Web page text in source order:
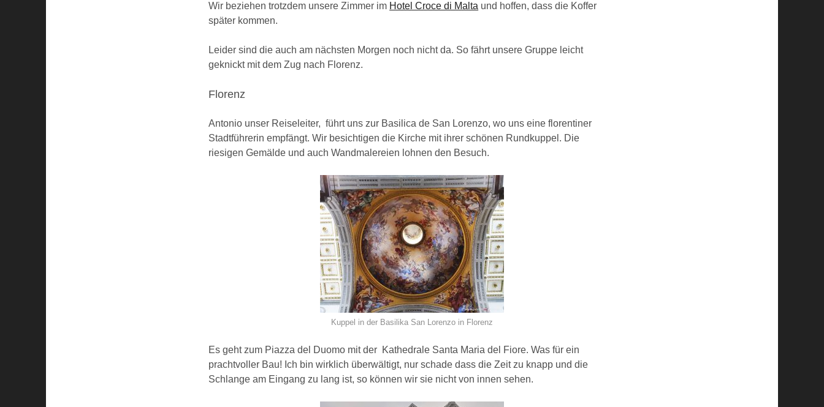
Wir beziehen trotzdem unsere Zimmer im Hotel Croce di Malta und hoffen, dass die Koffer
später kommen.
Leider sind die auch am nächsten Morgen noch nicht da. So fährt unsere Gruppe leicht
geknickt mit dem Zug nach Florenz.
Florenz
Antonio unser Reiseleiter, führt uns zur Basilica de San Lorenzo, wo uns eine florentiner
Stadtführerin empfängt. Wir besichtigen die Kirche mit ihrer schönen Rundkuppel. Die
riesigen Gemälde und auch Wandmalereien lohnen den Besuch.
Kuppel in der Basilika San Lorenzo in Florenz
Es geht zum Piazza del Duomo mit der Kathedrale Santa Maria del Fiore. Was für ein
prachtvoller Bau! Ich bin wirklich überwältigt, nur schade dass die Zeit zu knapp und die
Schlange am Eingang zu lang ist, so können wir sie nicht von innen sehen.